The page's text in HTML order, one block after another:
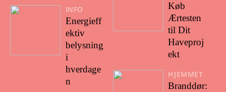
INFO
Energieff
ektiv
belysning
i
hverdage
n
Køb
Ærtesten
til Dit
Haveproj
ekt
HJEMMET
Branddør: